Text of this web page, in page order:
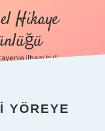
Hikaye
ilham bul!
YÖREYE